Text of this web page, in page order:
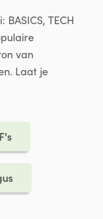
TECH
van
Laat je